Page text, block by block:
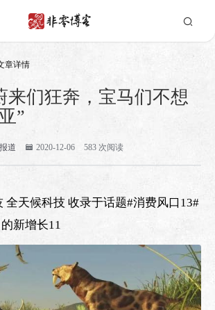
章详情
来们狂奔，宝马们不想
”
道 2020-12-06 583 次阅读
全天候科技 收录于话题#消费风口13#
新增长11